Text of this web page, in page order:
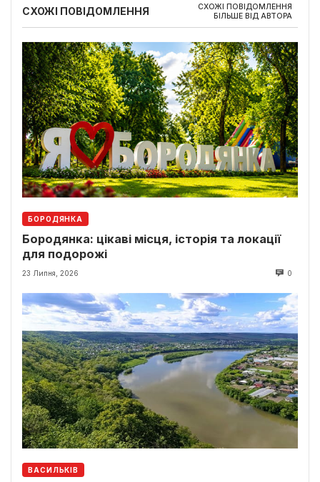
СХОЖІ ПОВІДОМЛЕННЯ
СХОЖІ ПОВІДОМЛЕННЯ
БІЛЬШЕ ВІД АВТОРА
БОРОДЯНКА
Бородянка: цікаві місця, історія та локації
для подорожі
23 Липня, 2026 0
ВАСИЛЬКІВ